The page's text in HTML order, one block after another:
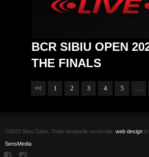
BCR SIBIU OPEN
THE FINALS
<< 1 2 3 4 5 . . .
©2023 Sibiu Open. Toate drepturile rezervate. web design si
SensMedia